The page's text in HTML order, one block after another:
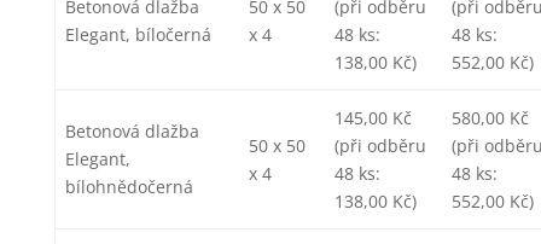
Betonová dlažba
Elegant, bíločerná
50 x 50
x 4
(při odběru
48 ks:
138,00 Kč)
(při
48 ks:
552,00 Kč)
Betonová dlažba
Elegant,
bílohnědočerná
50 x 50
x 4
145,00 Kč
(při odběru
48 ks:
138,00 Kč)
580,00 Kč
(při
48 ks:
552,00 Kč)